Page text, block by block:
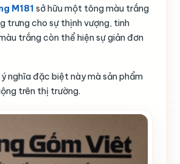
M181 sở hữu một tông màu trắng
trưng cho sự thịnh vượng, tinh
trắng còn thể hiện sự giản đơn
nghĩa đặc biệt này mà sản phẩm
trên thị trường.